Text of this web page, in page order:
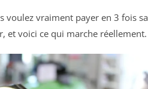
voulez vraiment payer en 3 fois
et voici ce qui marche réellement.